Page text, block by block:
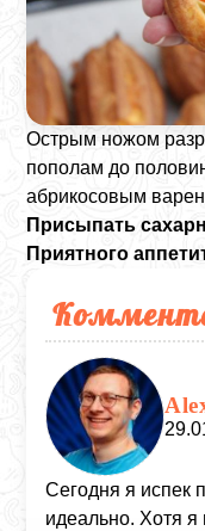
Острым ножом
пополам до
абрикосовым
Присыпать
Приятного
Сегодня я испек
идеально. Хотя я